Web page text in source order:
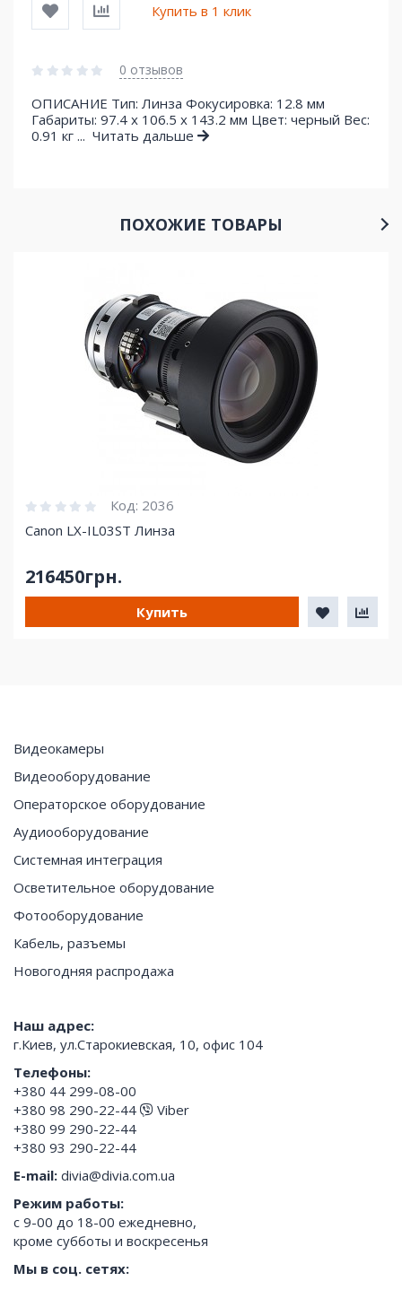
Купить в 1 клик
0 отзывов
ОПИСАНИЕ Тип: Линза Фокусировка: 12.8 мм
Габариты: 97.4 x 106.5 x 143.2 мм Цвет: черный Вес:
0.91 кг ... Читать дальше
ПОХОЖИЕ ТОВАРЫ
Код: 2036
Canon LX-IL03ST Линза
216450грн.
Купить
Видеокамеры
Видеооборудование
Операторское оборудование
Аудиооборудование
Системная интеграция
Осветительное оборудование
Фотооборудование
Кабель, разъемы
Новогодняя распродажа
Наш адрес:
г.Киев, ул.Старокиевская, 10, офис 104
Телефоны:
+380 44 299-08-00
+380 98 290-22-44
Viber
+380 99 290-22-44
+380 93 290-22-44
E-mail: divia@divia.com.ua
Режим работы:
с 9-00 до 18-00 ежедневно,
кроме субботы и воскресенья
Мы в соц. сетях: